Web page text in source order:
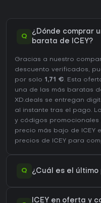
Q
¿Dónde comprar
barata de ICEY?
Gracias a nuestro
descuento verificados,
por solo 1,71 €. Esta
una de las más baratas
XD.deals se entregan
al instante tras el pago.
y códigos promocionales
precio más bajo de ICEY
precios de ICEY para
Q ¿Cuál es el último
ICEY en oferta y